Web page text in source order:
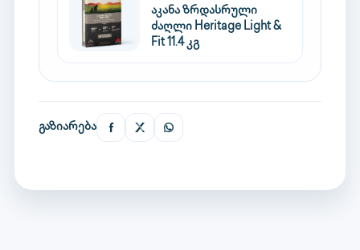
აკანა ზრდასრული
ძაღლი Heritage Light &
Fit 11.4 კგ
გაზიარება